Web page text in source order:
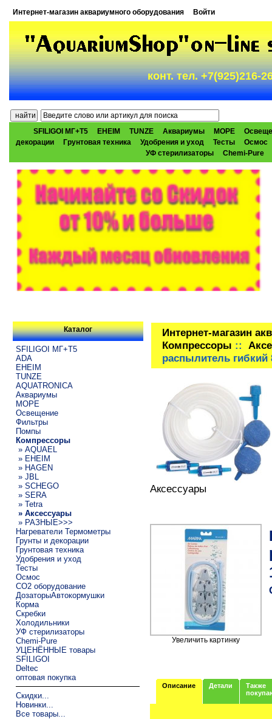
Интернет-магазин аквариумного оборудования Войти
конт. тел. +7(925)216-
SFILIGOI МГ+Т5 EHEIM TUNZE Аквариумы МОРЕ
декорации
Грунтовая техника Удобрения и уход Тесты
Осмос
УФ стерилизаторы
Chemi-Pure
Каталог
SFILIGOI МГ+Т5
ADA
EHEIM
TUNZE
AQUATRONICA
Аквариумы
МОРЕ
Освещение
Фильтры
Помпы
Компрессоры
» AQUAEL
» EHEIM
» HAGEN
» JBL
» SCHEGO
» SERA
» Tetra
» Аксессуары
» РАЗНЫЕ>>>
Нагреватели Термометры
Грунты и декорации
Грунтовая техника
Удобрения и уход
Тесты
Осмос
CO2 оборудование
ДозаторыАвтокормушки
Корма
Скребки
Холодильники
УФ стерилизаторы
Chemi-Pure
УЦЕНЁННЫЕ товары
SFILIGOI
Deltec
оптовая покупка
Скидки...
Новинки...
Все товары...
Интернет-магазин
Компрессоры ::
распылитель гибкий
Аксессуары
Увеличить картинку
Описание Детали
Также